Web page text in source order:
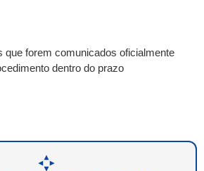
que forem comunicados oficialmente
dentro do prazo